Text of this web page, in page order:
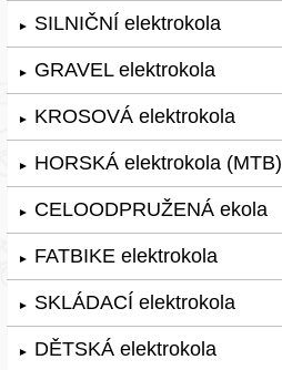
► SILNIČNÍ elektrokola
► GRAVEL elektrokola
► KROSOVÁ elektrokola
► HORSKÁ elektrokola (MTB)
► CELOODPRUŽENÁ ekola
► FATBIKE elektrokola
► SKLÁDACÍ elektrokola
► DĚTSKÁ elektrokola